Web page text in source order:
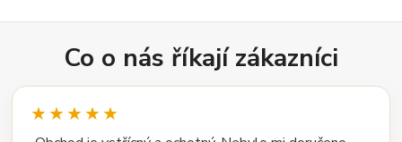
Co o nás říkají zákazníci
★★★★★